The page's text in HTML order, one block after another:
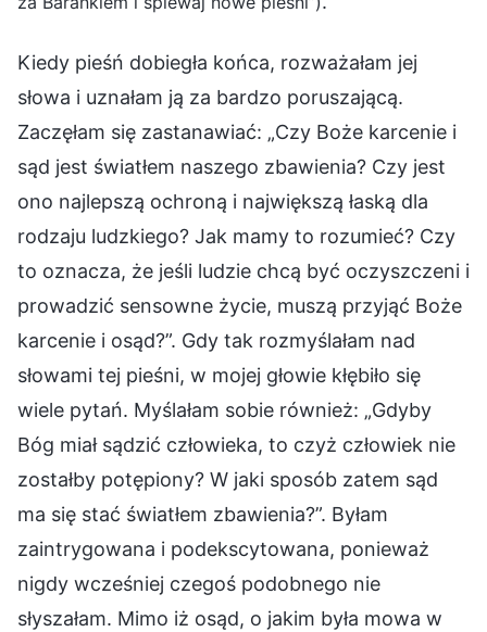
Kiedy pieśń dobiegła końca, rozważałam jej
słowa i uznałam ją za bardzo poruszającą.
Zaczęłam się zastanawiać: „Czy Boże karcenie i
sąd jest światłem naszego zbawienia? Czy jest
ono najlepszą ochroną i największą łaską dla
rodzaju ludzkiego? Jak mamy to rozumieć? Czy
to oznacza, że jeśli ludzie chcą być oczyszczeni i
prowadzić sensowne życie, muszą przyjąć Boże
karcenie i osąd?”. Gdy tak rozmyślałam nad
słowami tej pieśni, w mojej głowie kłębiło się
wiele pytań. Myślałam sobie również: „Gdyby
Bóg miał sądzić człowieka, to czyż człowiek nie
zostałby potępiony? W jaki sposób zatem sąd
ma się stać światłem zbawienia?”. Byłam
zaintrygowana i podekscytowana, ponieważ
nigdy wcześniej czegoś podobnego nie
słyszałam. Mimo iż osąd, o jakim była mowa w